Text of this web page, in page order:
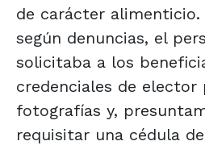
de carácter alimenticio.
según denuncias, el
solicitaba a los
credenciales de elector
fotografías y,
requisitar una cédula